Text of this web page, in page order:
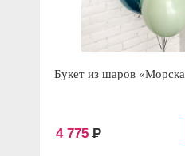
Букет из шаров
4 775 Р